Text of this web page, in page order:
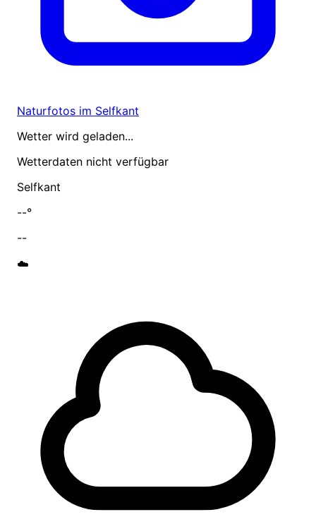
Naturfotos im Selfkant
Wetter wird geladen...
Wetterdaten nicht verfügbar
Selfkant
--°
--
☁️